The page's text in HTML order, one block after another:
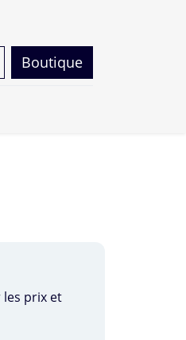
Boutique
prix et